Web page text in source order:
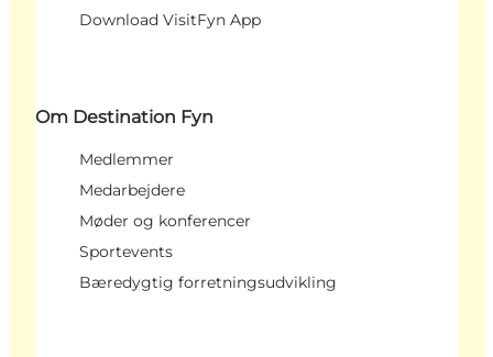
Download VisitFyn App
Om Destination Fyn
Medlemmer
Medarbejdere
Møder og konferencer
Sportevents
Bæredygtig forretningsudvikling